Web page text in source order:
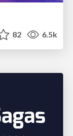
82 6.5k